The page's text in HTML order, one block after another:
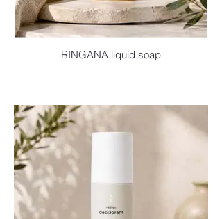
RINGANA liquid soap